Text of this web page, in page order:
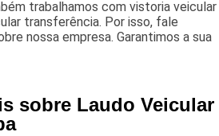
trabalhamos com vistoria veicular
transferência. Por isso, fale
nossa empresa. Garantimos a sua
sobre Laudo Veicular